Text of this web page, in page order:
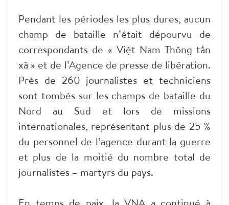
Pendant les périodes les plus dures, aucun
champ de bataille n’était dépourvu de
correspondants de « Việt Nam Thông tấn
xã » et de l’Agence de presse de libération.
Près de 260 journalistes et techniciens
sont tombés sur les champs de bataille du
Nord au Sud et lors de missions
internationales, représentant plus de 25 %
du personnel de l’agence durant la guerre
et plus de la moitié du nombre total de
journalistes – martyrs du pays.